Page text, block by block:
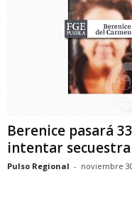
Berenice pasará
intentar
Pulso Regional - noviembre